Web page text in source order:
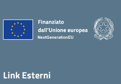
Link Esterni